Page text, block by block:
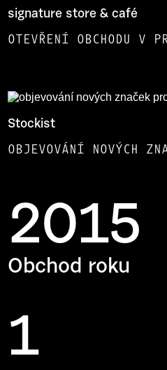
signature store & café
OTEVŘENÍ OBCHODU V
Stockist
OBJEVOVÁNÍ NOVÝCH
2015
Obchod roku
1